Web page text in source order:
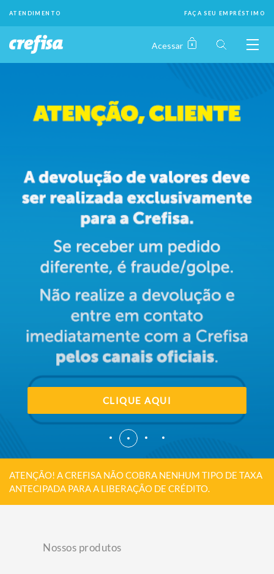
ATENDIMENTO FAÇA SEU EMPRÉSTIMO
Crefisa
Empréstimo para Negativado. Acessar
SAIBA MAIS
CLIQUE AQUI
SAIBA MAIS
CANAIS OFICIAIS
ATENÇÃO! A CREFISA NÃO COBRA NENHUM TIPO DE TAXA
ANTECIPADA PARA A LIBERAÇÃO DE CRÉDITO.
Nossos produtos